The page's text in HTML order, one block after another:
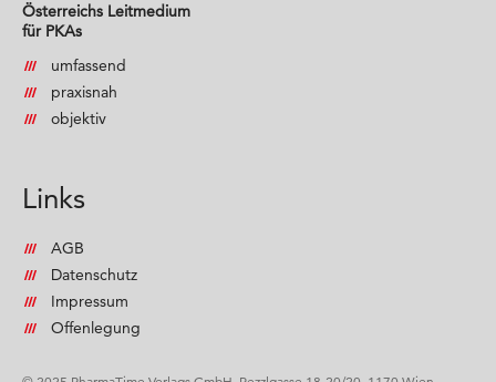
Österreichs Leitmedium
für PKAs
umfassend
praxisnah
objektiv
Links
AGB
Datenschutz
Impressum
Offenlegung